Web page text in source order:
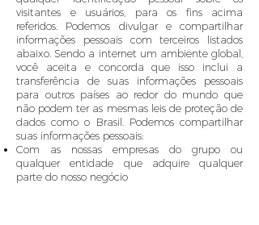
visitantes e usuários, para os fins acima
referidos. Podemos divulgar e compartilhar
informações pessoais com terceiros listados
abaixo. Sendo a internet um ambiente global,
você aceita e concorda que isso inclui a
transferência de suas informações pessoais
para outros países ao redor do mundo que
não podem ter as mesmas leis de proteção de
dados como o Brasil. Podemos compartilhar
suas informações pessoais:
Com as nossas empresas do grupo ou
qualquer entidade que adquire qualquer
parte do nosso negócio